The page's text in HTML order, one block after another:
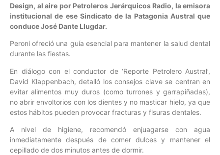
Design, al aire por Petroleros Jerárquicos Radio, la emisora
institucional de ese Sindicato de la Patagonia Austral que
conduce José Dante Llugdar.
Peroni ofreció una guía esencial para mantener la salud dental
durante las fiestas.
En diálogo con el conductor de ‘Reporte Petrolero Austral’,
David Klappenbach, detalló los consejos clave se centran en
evitar alimentos muy duros (como turrones y garrapiñadas),
no abrir envoltorios con los dientes y no masticar hielo, ya que
estos hábitos pueden provocar fracturas y fisuras dentales.
A nivel de higiene, recomendó enjuagarse con agua
inmediatamente después de comer dulces y mantener el
cepillado de dos minutos antes de dormir.